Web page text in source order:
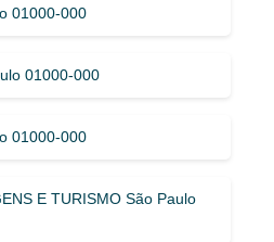
01000-000
01000-000
01000-000
E TURISMO São Paulo